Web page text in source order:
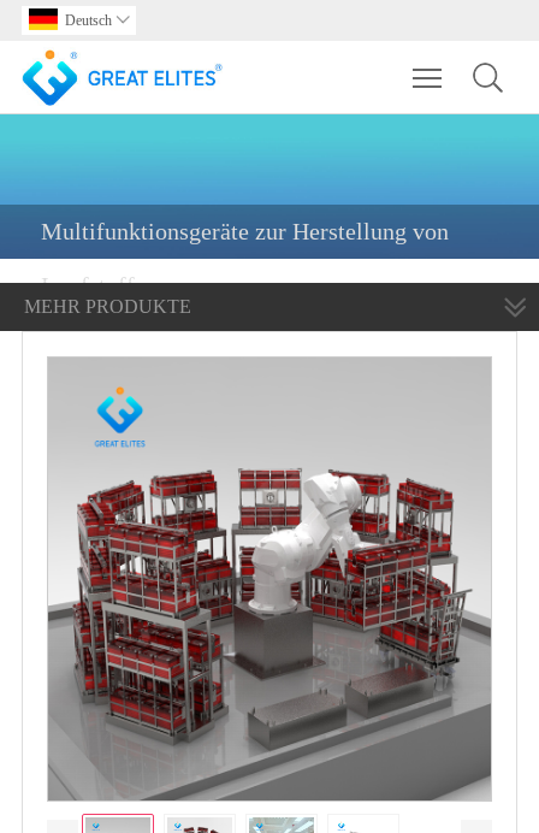
Deutsch 
Toggle
Multifunktionsgeräte zur Herstellung von
Impfstoffen
MEHR PRODUKTE